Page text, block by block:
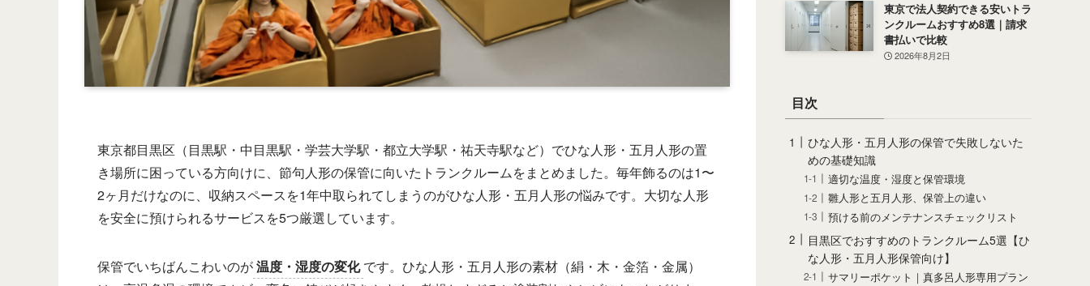
東京都目黒区（目黒駅・中目黒駅・学芸大学駅・都立大学駅・祐天寺駅など）でひな人形・五月人形の置
き場所に困っている方向けに、節句人形の保管に向いたトランクルームをまとめました。毎年飾るのは1〜
2ヶ月だけなのに、収納スペースを1年中取られてしまうのがひな人形・五月人形の悩みです。大切な人形
を安全に預けられるサービスを5つ厳選しています。
保管でいちばんこわいのが温度・湿度の変化 です。ひな人形・五月人形の素材（絹・木・金箔・金属）
東京で法人契約できる安いトラ
ンクルームおすすめ8選｜請求
書払いで比較
2026年8月2日
目次
ひな人形・五月人形の保管で失敗しないた
めの基礎知識
適切な温度・湿度と保管環境
雛人形と五月人形、保管上の違い
預ける前のメンテナンスチェックリスト
目黒区でおすすめのトランクルーム5選【ひ
な人形・五月人形保管向け】
サマリーポケット｜真多呂人形専用プラン